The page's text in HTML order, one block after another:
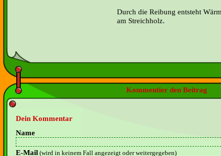
Durch die Reibung entsteht
am Streichholz.
Kommentier den Beitrag
Dein Kommentar
Name
E-Mail (wird in keinem Fall angezeigt oder weitergegeben)